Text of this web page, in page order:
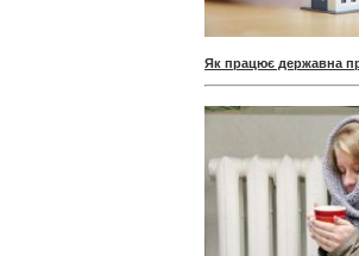
Як працює державна